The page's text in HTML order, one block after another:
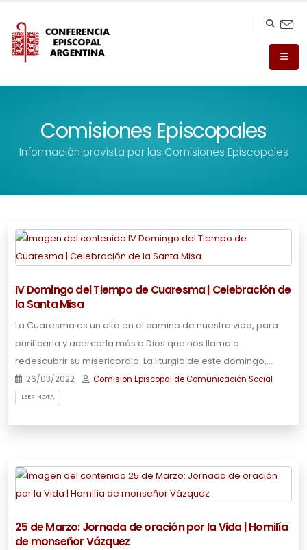
Comisiones Episcopales
Información provista por las Comisiones Episcopales
IV Domingo del Tiempo de Cuaresma | Celebración de
la Santa Misa
La Cuaresma es un alto en el camino de nuestra vida, para
purificarla y acercarla más a Dios que nos llama a
redescubrir su misericordia. La liturgia de este domingo,…
26/03/2022 Comisión Episcopal de Comunicación Social
LEER NOTA
25 de Marzo: Jornada de oración por la Vida | Homilía
de monseñor Vázquez